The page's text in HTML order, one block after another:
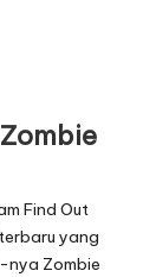
Find Out
yang
nya Zombie